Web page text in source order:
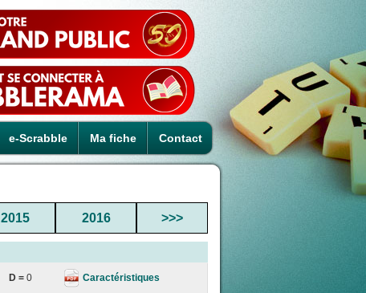
e-Scrabble Ma fiche Contact
2015 2016 >>>
D = 0 Caractéristiques